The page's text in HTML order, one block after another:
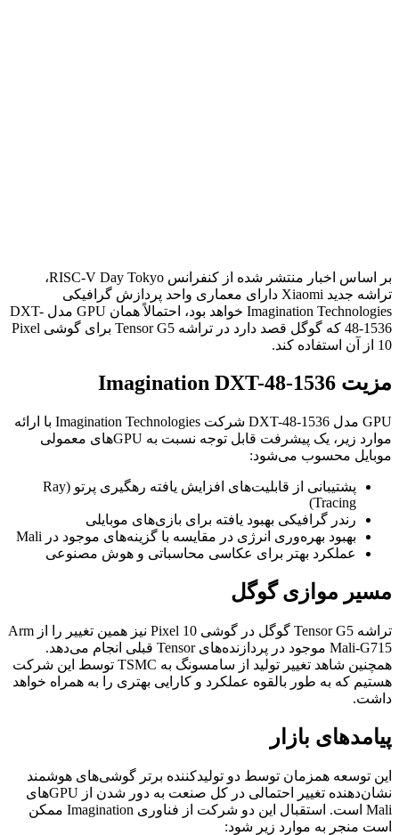
بر اساس اخبار منتشر شده از کنفرانس RISC-V Day Tokyo،
تراشه جدید Xiaomi دارای معماری واحد پردازش گرافیکی
Imagination Technologies خواهد بود، احتمالاً همان GPU مدل DXT-
48-1536 که گوگل قصد دارد در تراشه Tensor G5 برای گوشی Pixel
10 از آن استفاده کند.
مزیت Imagination DXT-48-1536
GPU مدل DXT-48-1536 شرکت Imagination Technologies با ارائه
موارد زیر، یک پیشرفت قابل توجه نسبت به GPUهای معمولی
موبایل محسوب می‌شود:
پشتیبانی از قابلیت‌های افزایش یافته رهگیری پرتو (Ray
Tracing)
رندر گرافیکی بهبود یافته برای بازی‌های موبایلی
بهبود بهره‌وری انرژی در مقایسه با گزینه‌های موجود در Mali
عملکرد بهتر برای عکاسی محاسباتی و هوش مصنوعی
مسیر موازی گوگل
تراشه Tensor G5 گوگل در گوشی Pixel 10 نیز همین تغییر را از Arm
Mali-G715 موجود در پردازنده‌های Tensor قبلی انجام می‌دهد.
همچنین شاهد تغییر تولید از سامسونگ به TSMC توسط این شرکت
هستیم که به طور بالقوه عملکرد و کارایی بهتری را به همراه خواهد
داشت.
پیامدهای بازار
این توسعه همزمان توسط دو تولیدکننده برتر گوشی‌های هوشمند
نشان‌دهنده تغییر احتمالی در کل صنعت به دور شدن از GPUهای
Mali است. استقبال این دو شرکت از فناوری Imagination ممکن
است منجر به موارد زیر شود: